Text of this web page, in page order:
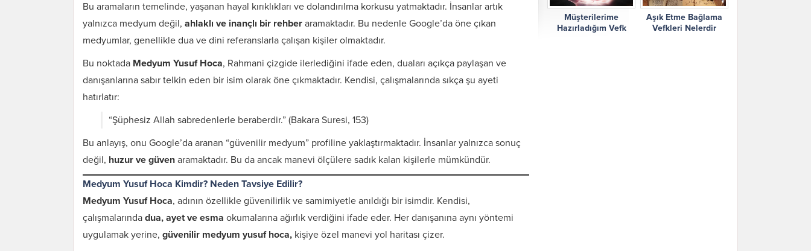
Bu aramaların temelinde, yaşanan hayal kırıklıkları ve dolandırılma korkusu yatmaktadır. İnsanlar artık
yalnızca medyum değil, ahlaklı ve inançlı bir rehber aramaktadır. Bu nedenle Google’da öne çıkan
medyumlar, genellikle dua ve dini referanslarla çalışan kişiler olmaktadır.
Bu noktada Medyum Yusuf Hoca, Rahmani çizgide ilerlediğini ifade eden, duaları açıkça paylaşan ve
danışanlarına sabır telkin eden bir isim olarak öne çıkmaktadır. Kendisi, çalışmalarında sıkça şu ayeti
hatırlatır:
“Şüphesiz Allah sabredenlerle beraberdir.” (Bakara Suresi, 153)
Bu anlayış, onu Google’da aranan “güvenilir medyum” profiline yaklaştırmaktadır. İnsanlar yalnızca sonuç
değil, huzur ve güven aramaktadır. Bu da ancak manevi ölçülere sadık kalan kişilerle mümkündür.
Medyum Yusuf Hoca Kimdir? Neden Tavsiye Edilir?
Medyum Yusuf Hoca, adının özellikle güvenilirlik ve samimiyetle anıldığı bir isimdir. Kendisi,
çalışmalarında dua, ayet ve esma okumalarına ağırlık verdiğini ifade eder. Her danışanına aynı yöntemi
uygulamak yerine, güvenilir medyum yusuf hoca, kişiye özel manevi yol haritası çizer.
Karı Koca Arası
Muhabbeti Artıran
Dua ve Etkileri
Tılsımlar
Gerekli Malzemeler
Müşterilerime
Hazırladığım Vefk
Aşık Etme Bağlama
Vefkleri Nelerdir